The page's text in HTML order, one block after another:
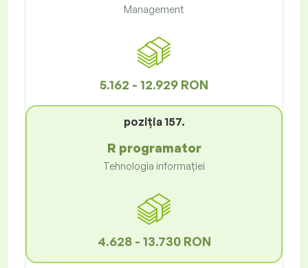
Management
5.162 - 12.929 RON
poziţia 157.
R programator
Tehnologia informației
4.628 - 13.730 RON